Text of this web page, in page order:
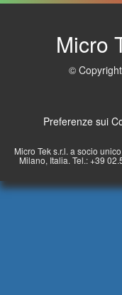
Micro
©
Preferenze sui
Micro Tek s.r.l. a socio
Milano, Italia. Tel.: +39